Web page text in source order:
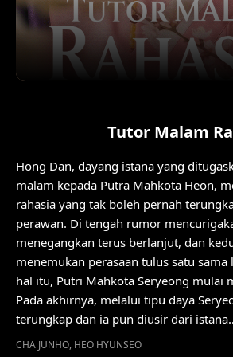
Tutor Malam
Hong Dan, dayang istana yang
malam kepada Putra Mahkota Heon,
rahasia yang tak boleh pernah
perawan. Di tengah rumor
menegangkan terus berlanjut, dan
menemukan perasaan tulus satu
hal itu, Putri Mahkota Seryeong mulai
Pada akhirnya, melalui tipu daya
terungkap dan ia pun diusir dari
CHA JUNHO, HEO HYUNSEO